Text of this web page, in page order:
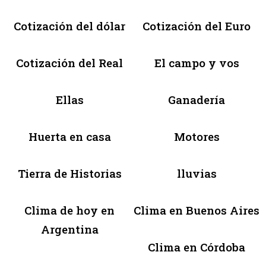
Cotización del dólar Cotización del Euro
Cotización del Real El campo y vos
Ellas Ganadería
Huerta en casa Motores
Tierra de Historias lluvias
Clima de hoy en
Argentina
Clima en Buenos Aires
Clima en Córdoba